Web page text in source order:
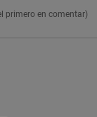
primero en comentar)